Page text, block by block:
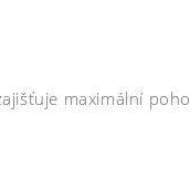
maximální